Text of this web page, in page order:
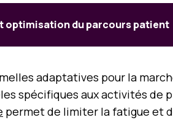
optimisation du parcours patient
adaptatives pour la
spécifiques aux activités de
permet de limiter la fatigue et